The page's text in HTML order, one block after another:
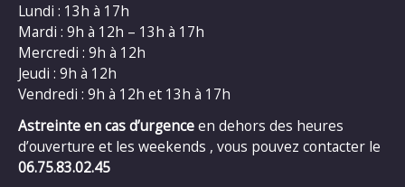
Lundi : 13h à 17h
Mardi : 9h à 12h – 13h à 17h
Mercredi : 9h à 12h
Jeudi : 9h à 12h
Vendredi : 9h à 12h et 13h à 17h
Astreinte en cas d’urgenceen dehors des heures
d’ouverture et les weekends , vous pouvez contacter le
06.75.83.02.45